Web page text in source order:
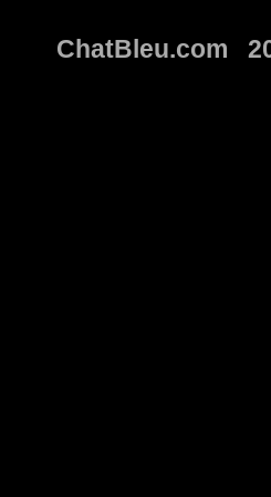
ChatBleu.com